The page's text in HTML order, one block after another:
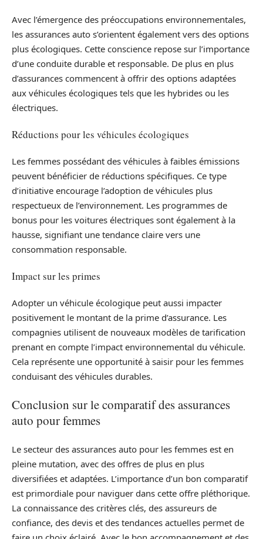
Avec l’émergence des préoccupations environnementales,
les assurances auto s’orientent également vers des options
plus écologiques. Cette conscience repose sur l’importance
d’une conduite durable et responsable. De plus en plus
d’assurances commencent à offrir des options adaptées
aux véhicules écologiques tels que les hybrides ou les
électriques.
Réductions pour les véhicules écologiques
Les femmes possédant des véhicules à faibles émissions
peuvent bénéficier de réductions spécifiques. Ce type
d’initiative encourage l’adoption de véhicules plus
respectueux de l’environnement. Les programmes de
bonus pour les voitures électriques sont également à la
hausse, signifiant une tendance claire vers une
consommation responsable.
Impact sur les primes
Adopter un véhicule écologique peut aussi impacter
positivement le montant de la prime d’assurance. Les
compagnies utilisent de nouveaux modèles de tarification
prenant en compte l’impact environnemental du véhicule.
Cela représente une opportunité à saisir pour les femmes
conduisant des véhicules durables.
Conclusion sur le comparatif des assurances
auto pour femmes
Le secteur des assurances auto pour les femmes est en
pleine mutation, avec des offres de plus en plus
diversifiées et adaptées. L’importance d’un bon comparatif
est primordiale pour naviguer dans cette offre pléthorique.
La connaissance des critères clés, des assureurs de
confiance, des devis et des tendances actuelles permet de